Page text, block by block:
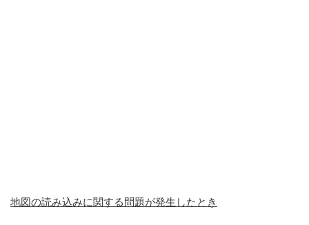
地図の読み込みに関する問題が発生したとき